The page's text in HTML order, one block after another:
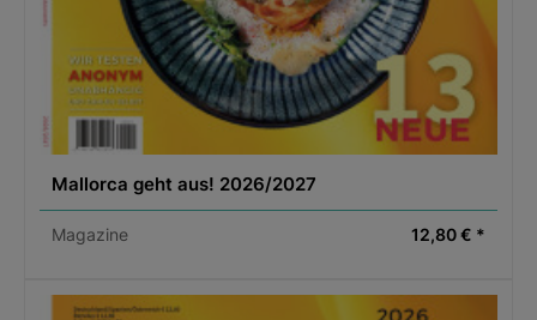
Mallorca geht aus! 2026/2027
Magazine 12,80 € *